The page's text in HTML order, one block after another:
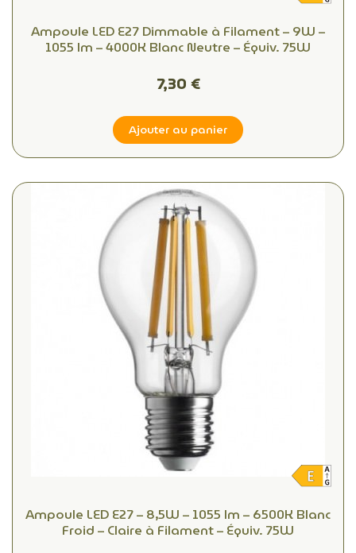
Ampoule LED E27 Dimmable à Filament – 9W –
1055 lm – 4000K Blanc Neutre – Équiv. 75W
7,30 €
Ajouter au panier
Ampoule LED E27 – 8,5W – 1055 lm – 6500K Blanc
Froid – Claire à Filament – Équiv. 75W